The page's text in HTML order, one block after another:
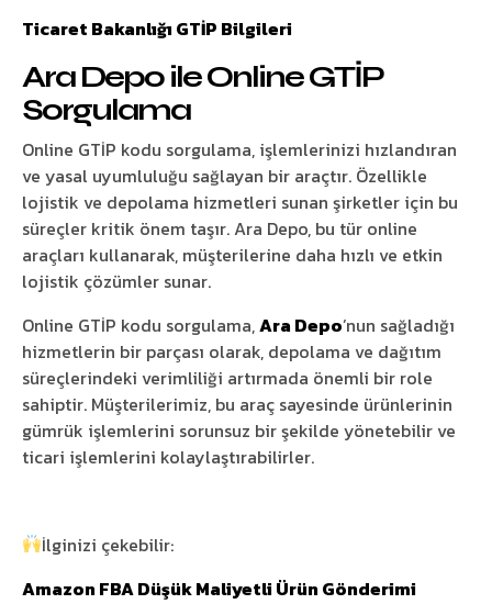
Ticaret Bakanlığı GTİP Bilgileri
Ara Depo ile Online GTİP
Sorgulama
Online GTİP kodu sorgulama, işlemlerinizi hızlandıran
ve yasal uyumluluğu sağlayan bir araçtır. Özellikle
lojistik ve depolama hizmetleri sunan şirketler için bu
süreçler kritik önem taşır. Ara Depo, bu tür online
araçları kullanarak, müşterilerine daha hızlı ve etkin
lojistik çözümler sunar.
Online GTİP kodu sorgulama,Ara Depo’nun sağladığı
hizmetlerin bir parçası olarak, depolama ve dağıtım
süreçlerindeki verimliliği artırmada önemli bir role
sahiptir. Müşterilerimiz, bu araç sayesinde ürünlerinin
gümrük işlemlerini sorunsuz bir şekilde yönetebilir ve
ticari işlemlerini kolaylaştırabilirler.
İlginizi çekebilir:
Amazon FBA Düşük Maliyetli Ürün Gönderimi